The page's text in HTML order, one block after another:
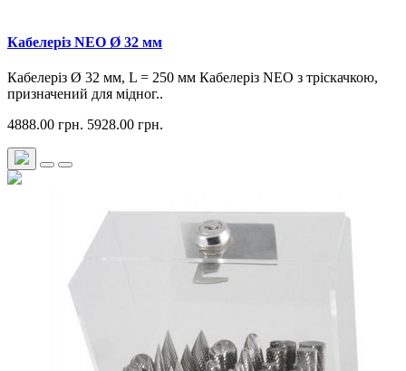
Кабелеріз NEO Ø 32 мм
Кабелеріз Ø 32 мм, L = 250 мм Кабелеріз NEO з тріскачкою,
призначений для мідног..
4888.00 грн. 5928.00 грн.